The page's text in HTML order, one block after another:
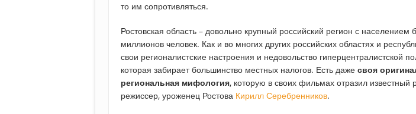
то им сопротивляться.
Ростовская область – довольно крупный российский регион с населением
миллионов человек. Как и во многих других российских областях и
свои регионалистские настроения и недовольство гиперцентралистской
которая забирает большинство местных налогов. Есть даже своя
региональная мифология, которую в своих фильмах отразил известный
режиссер, уроженец Ростова Кирилл Серебренников.